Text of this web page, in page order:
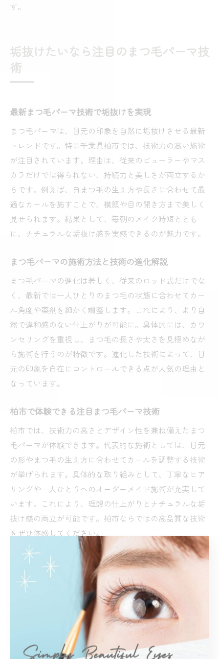
す。
垢抜けたいなら注目のまつ毛パーマ技
術
最新まつ毛パーマ技術で垢抜けを実現
まつ毛パーマは、目元の印象を自然に垢抜けさせる最新
トレンドです。特に千葉県柏市では、技術力の高い施術
が注目されています。理由は、従来のビューラーやマス
カラだけでは得られない、持続力と美しさが両立するか
らです。例えば、自まつ毛の生え方や長さに合わせて最
適なカールを施すことで、横顔や目の開き方まで美しく
見せられます。結果として、毎朝のメイク時短ととも
に、ナチュラルな垢抜け感を実感できるのが魅力です。
まつ毛パーマの施術方法と技術の進化解説
まつ毛パーマの進化は著しく、従来のロッド式だけでな
く、最新では一人ひとりのまつ毛の状態に合わせてカー
ル角度や薬剤を細かく調整します。これにより、より自
然で違和感のない仕上がりが可能に。具体的には、カウ
ンセリングを重視し、まつ毛の長さや太さを見極めなが
ら施術を行うのが特徴です。進化した技術によって、目
元の印象を自在にコントロールできる点が人気の理由と
なっています。
柏市で体験できる注目まつ毛パーマ技術
柏市では、技術力の高さとデザイン性を兼ね備えたまつ
毛パーマが体験できます。代表的な施術としては、目元
の形やまつ毛の生え方に合わせてカールを調整する技術
が挙げられます。具体的な取り組みとして、丁寧なヒア
リングや一人ひとりへのオーダーメイド施術が充実して
います。これにより、理想の仕上がりとナチュラルな垢
抜け感の両立が可能です。柏市ならではの高品質な技術
をぜひ体感してください。
まつ毛パーマの安全性と仕上がりを比較
まつ毛パーマを選ぶ際は、安全性と仕上がりのバランス
が重要です。理由として、まつ毛や目元はデリケートな
部分のため、薬剤や施術工程への配慮が求められます。
具体的には、低刺激の薬剤や丁寧なカウンセリングを徹
底するサロンが増加中。施術後の仕上がりも、自然なカ
ールと持続力を兼ね備えているサロンが評価されていま